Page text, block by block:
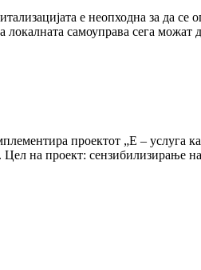
е неопходна за да
самоуправа сега
проектот „Е – услуга
на проект: сензибилизирање